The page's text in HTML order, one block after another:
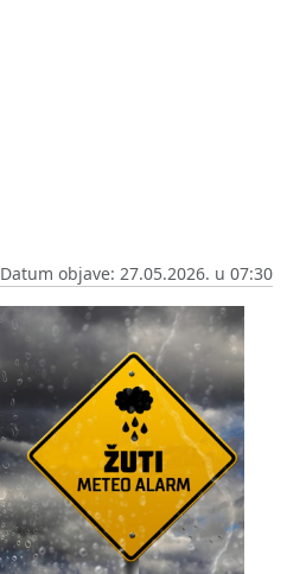
Datum objave: 27.05.2026. u 07:30